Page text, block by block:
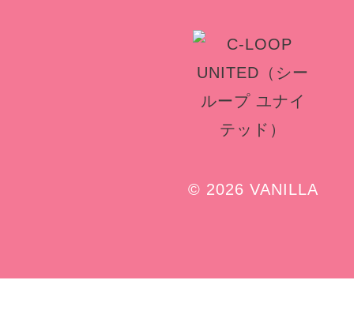
© 2026 VANILLA